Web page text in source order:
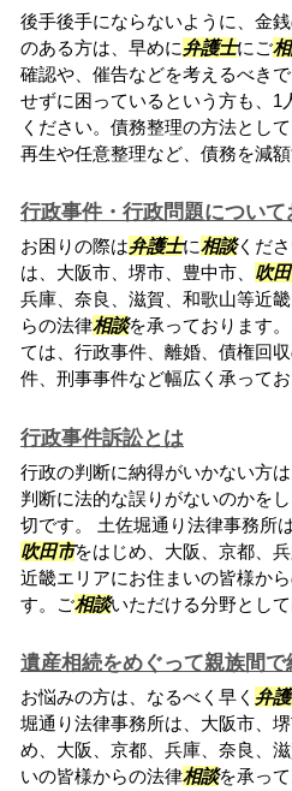
後手後手にならないように、金
のある方は、早めに弁護士にご
確認や、催告などを考えるべき
せずに困っているという方も、1
ください。債務整理の方法とし
再生や任意整理など、債務を減
行政事件・行政問題につい
お困りの際は弁護士に相談くだ
は、大阪市、堺市、豊中市、 吹
兵庫、奈良、滋賀、和歌山等近
らの法律相談を承っております
ては、行政事件、離婚、債権回
件、刑事事件など幅広く承って
行政事件訴訟とは
行政の判断に納得がいかない方は
判断に法的な誤りがないのかを
切です。 土佐堀通り法律事務所
吹田市をはじめ、大阪、京都、
近畿エリアにお住まいの皆様か
す。ご相談いただける分野とし
遺産相続をめぐって親族間
お悩みの方は、なるべく早く 弁
堀通り法律事務所は、大阪市、堺
め、大阪、京都、兵庫、奈良、
いの皆様からの法律相談を承っ